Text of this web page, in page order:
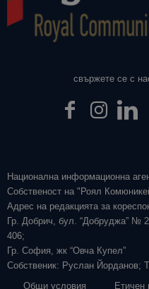
свържете се с
Национална информационна
Собственост на "Роял
Адрес на редакцията за
Гр. Добрич, бул. “Добруджа” №
406;
Гр. София, жк “Овча Купел”
Собственик: Руслан Йорданов;
Общи условия
Етичен